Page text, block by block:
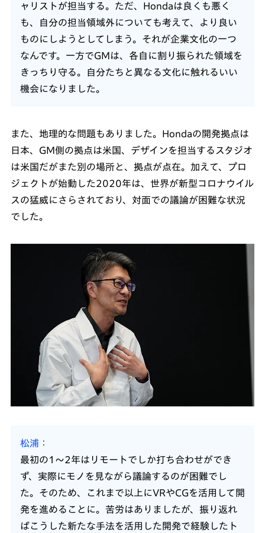
ャリストが担当する。ただ、Hondaは良くも悪く
も、自分の担当領域外についても考えて、より良い
ものにしようとしてしまう。それが企業文化の一つ
なんです。一方でGMは、各自に割り振られた領域を
きっちり守る。自分たちと異なる文化に触れるいい
機会になりました。
また、地理的な問題もありました。Hondaの開発拠点は
日本、GM側の拠点は米国、デザインを担当するスタジオ
は米国だがまた別の場所と、拠点が点在。加えて、プロ
ジェクトが始動した2020年は、世界が新型コロナウイル
スの猛威にさらされており、対面での議論が困難な状況
でした。
松浦
最初の1〜2年はリモートでしか打ち合わせができ
ず、実際にモノを見ながら議論するのが困難でし
た。そのため、これまで以上にVRやCGを活用して開
発を進めることに。苦労はありましたが、振り返れ
ばこうした新たな手法を活用した開発で経験したト